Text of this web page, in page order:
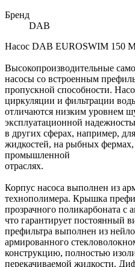
Бренд
DAB
Насос DAB EUROSWIM 150 M
Высокопроизводительные
насосы со встроенным
пропускной способности.
циркуляции и фильтрации
отличаются низким уровнем
эксплуатационной
в других сферах, например,
жидкостей, на рыбных фермах,
промышленной
отраслях.
Корпус насоса выполнен из
технополимера. Крышка
прозрачного поликарбоната
что гарантирует постоянный
префильтра выполнен из
армированного
конструкцию, полностью
перекачиваемой жидкости.